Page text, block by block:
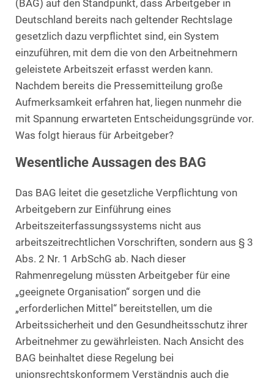
(BAG) auf den Standpunkt, dass Arbeitgeber in
Deutschland bereits nach geltender Rechtslage
gesetzlich dazu verpflichtet sind, ein System
einzuführen, mit dem die von den Arbeitnehmern
geleistete Arbeitszeit erfasst werden kann.
Nachdem bereits die Pressemitteilung große
Aufmerksamkeit erfahren hat, liegen nunmehr die
mit Spannung erwarteten Entscheidungsgründe vor.
Was folgt hieraus für Arbeitgeber?
Wesentliche Aussagen des BAG
Das BAG leitet die gesetzliche Verpflichtung von
Arbeitgebern zur Einführung eines
Arbeitszeiterfassungssystems nicht aus
arbeitszeitrechtlichen Vorschriften, sondern aus § 3
Abs. 2 Nr. 1 ArbSchG ab. Nach dieser
Rahmenregelung müssten Arbeitgeber für eine
„geeignete Organisation“ sorgen und die
„erforderlichen Mittel“ bereitstellen, um die
Arbeitssicherheit und den Gesundheitsschutz ihrer
Arbeitnehmer zu gewährleisten. Nach Ansicht des
BAG beinhaltet diese Regelung bei
unionsrechtskonformem Verständnis auch die